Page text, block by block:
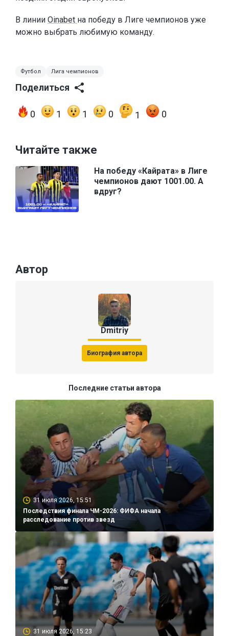
В линии Oinabet на победу в Лиге чемпионов уже
можно выбрать любимую команду.
Футбол Лига чемпионов
Поделиться
0 1 1 0 1 0
Читайте также
На победу «Кайрата» в Лиге
чемпионов дают 1001.00. А
вдруг?
Автор
Dmitriy
Биография автора
Последние статьи автора
31 июля 2026, 15:51
Последствия финала ЧМ-2026: ФИФА начала
расследование против звезд
31 июля 2026, 15:23